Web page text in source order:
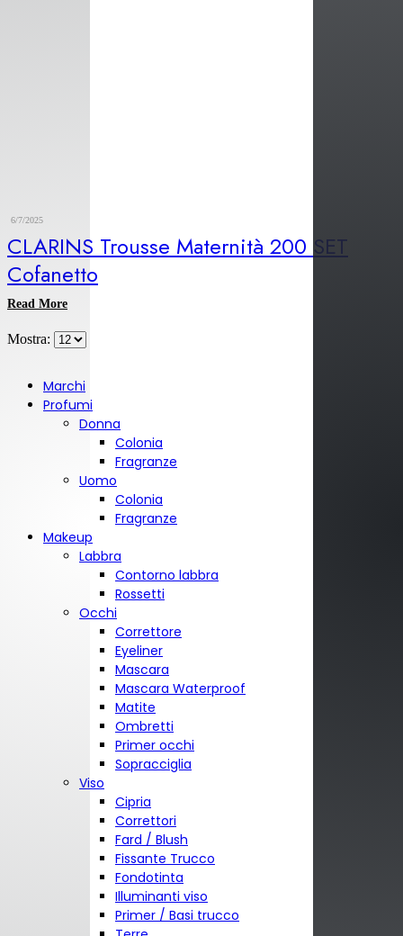
6/7/2025
CLARINS Trousse Maternità 200 SET
Cofanetto
Read More
Mostra:
Marchi
Profumi
Donna
Colonia
Fragranze
Uomo
Colonia
Fragranze
Makeup
Labbra
Contorno labbra
Rossetti
Occhi
Correttore
Eyeliner
Mascara
Mascara Waterproof
Matite
Ombretti
Primer occhi
Sopracciglia
Viso
Cipria
Correttori
Fard / Blush
Fissante Trucco
Fondotinta
Illuminanti viso
Primer / Basi trucco